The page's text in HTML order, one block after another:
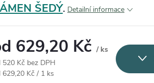
ŠEDÝ. Detailní informace
629,20 Kč / ks
520 Kč bez DPH
cena:
629,20 Kč / 1 ks